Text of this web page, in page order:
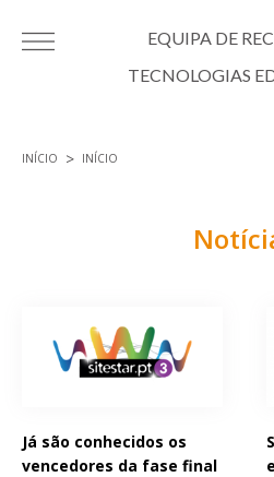
EQUIPA DE
TECNOLOGIAS
INÍCIO INÍCIO
Já são conhecidos os
vencedores da fase final
Páginas